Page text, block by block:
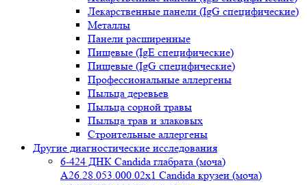
Лекарственные панели (IgG специфические)
Металлы
Панели расширенные
Пищевые (IgE специфические)
Пищевые (IgG специфические)
Профессиональные аллергены
Пыльца деревьев
Пыльца сорной травы
Пыльца трав и злаковых
Строительные аллергены
Другие диагностические исследования
6-424 ДНК Candida глабрата (моча)
A26.28.053.000.02x1 Candida крузеи (моча)